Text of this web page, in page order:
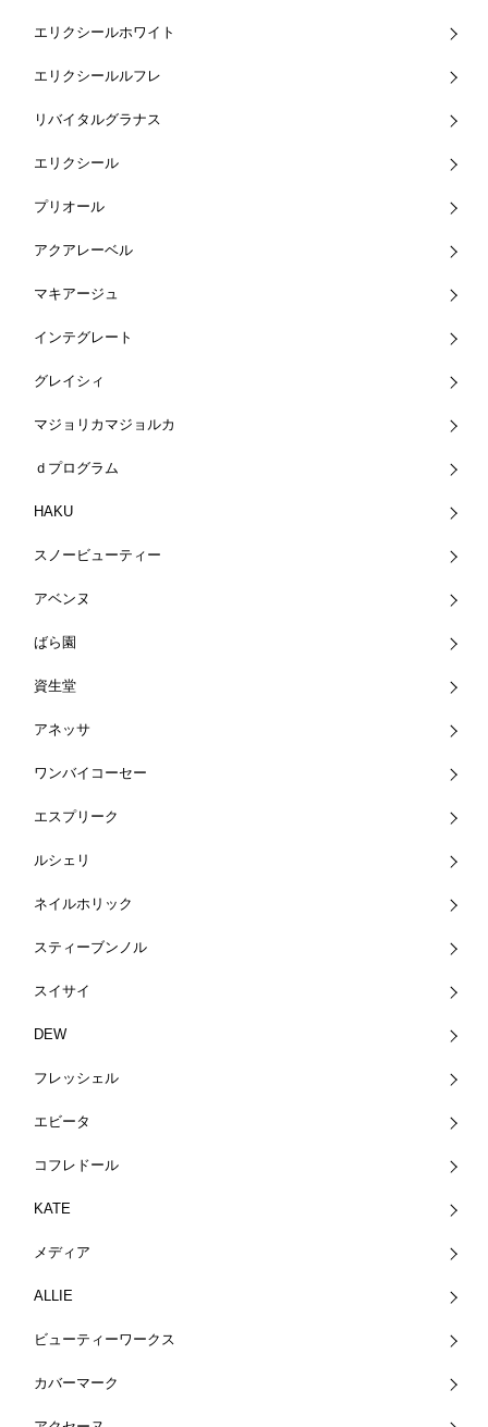
エリクシールホワイト
エリクシールルフレ
リバイタルグラナス
エリクシール
プリオール
アクアレーベル
マキアージュ
インテグレート
グレイシィ
マジョリカマジョルカ
ｄプログラム
HAKU
スノービューティー
アベンヌ
ばら園
資生堂
アネッサ
ワンバイコーセー
エスプリーク
ルシェリ
ネイルホリック
スティーブンノル
スイサイ
DEW
フレッシェル
エビータ
コフレドール
KATE
メディア
ALLIE
ビューティーワークス
カバーマーク